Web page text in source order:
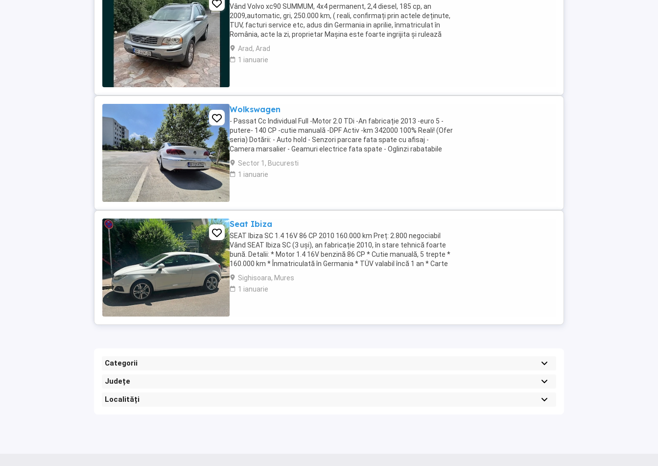
Vând Volvo xc90 SUMMUM, 4x4 permanent, 2,4 diesel, 185 cp, an
2009,automatic, gri, 250.000 km, ( reali, confirmați prin actele deținute,
TUV, facturi service etc, adus din Germania in aprilie, înmatriculat în
România, acte la zi, proprietar Mașina este foarte ingrijita și rulează
perfect, vopsea originala ...
Arad, Arad
1 ianuarie
Wolkswagen
- Passat Cc Individual Full -Motor 2.0 TDi -An fabricație 2013 -euro 5 -
putere- 140 CP -cutie manuală -DPF Activ -km 342000 100% Reali! (Ofer
seria) Dotării: - Auto hold - Senzori parcare fata spate cu afisaj -
Camera marsalier - Geamuri electrice fata spate - Oglinzi rabatabile
electric si ...
Sector 1, Bucuresti
1 ianuarie
Seat Ibiza
SEAT Ibiza SC 1.4 16V 86 CP 2010 160.000 km Preț: 2.800 negociabil
Vând SEAT Ibiza SC (3 uși), an fabricație 2010, în stare tehnică foarte
bună. Detalii: * Motor 1.4 16V benzină 86 CP * Cutie manuală, 5 trepte *
160.000 km * Înmatriculată în Germania * TÜV valabil încă 1 an * Carte
de service * ...
Sighisoara, Mures
1 ianuarie
Categorii
Județe
Localități